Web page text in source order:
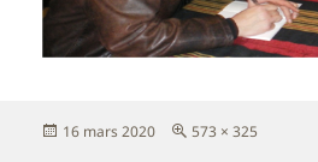
Publié
16 mars 2020
Taille
573 × 325